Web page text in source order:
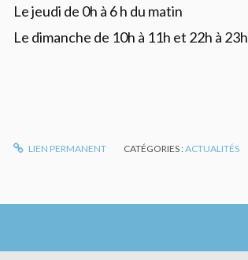
Le jeudi de 0h à 6 h du matin
Le dimanche de 10h à 11h et 22h à 23h
LIEN PERMANENT CATÉGORIES :ACTUALITÉS